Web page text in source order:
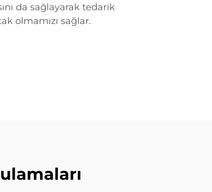
da sağlayarak tedarik
olmamızı sağlar.